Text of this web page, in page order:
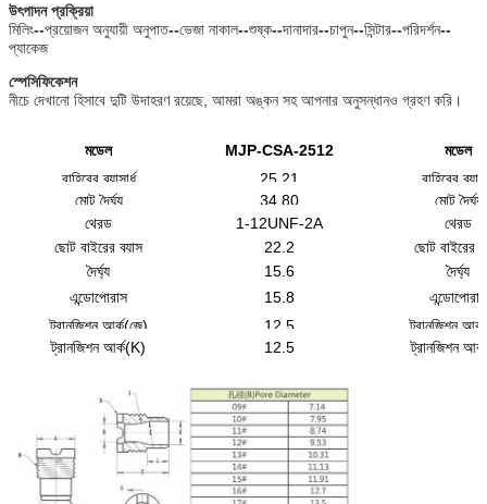
উৎপাদন প্রক্রিয়া
মিলিং--প্রয়োজন অনুযায়ী অনুপাত--ভেজা নাকাল--শুষ্ক--দানাদার--চাপুন--সিন্টার--পরিদর্শন--
প্যাকেজ
স্পেসিফিকেশন
নীচে দেখানো হিসাবে দুটি উদাহরণ রয়েছে, আমরা অঙ্কন সহ আপনার অনুসন্ধানও গ্রহণ করি।
মডেল MJP-CSA-2512
মডেল
বাহিরের ব্যাসার্ধ
25.21
বাহিরের
মোট দৈর্ঘ্য
34.80
মোট দৈর্ঘ্য
থ্রেড
1-12UNF-2A
থ্রেড
ছোট বাইরের ব্যাস
22.2
ছোট বাইরের
দৈর্ঘ্য
15.6
দৈর্ঘ্য
এন্ডোপোরাস
15.8
এন্ডোপোরাস
ট্রানজিশন আর্ক(জে)
12.5
ট্রানজিশন
ট্রানজিশন আর্ক(K)
12.5 ট্রানজিশন